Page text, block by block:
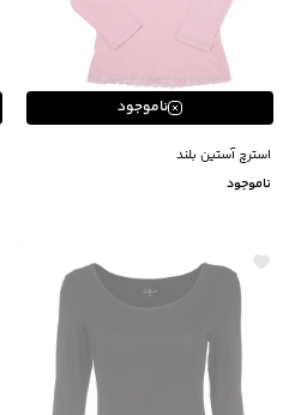
ناموجود
استرچ آستین بلند
ناموجود